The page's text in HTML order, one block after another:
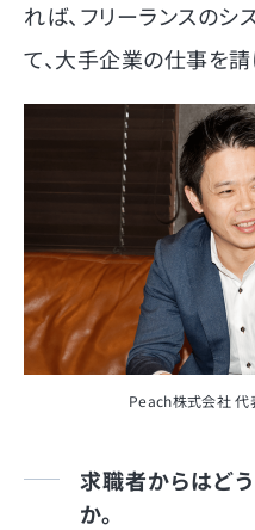
れば、フリーランスのシ
て、大手企業の仕事を請
Peach株式会社
求職者からはど
か。